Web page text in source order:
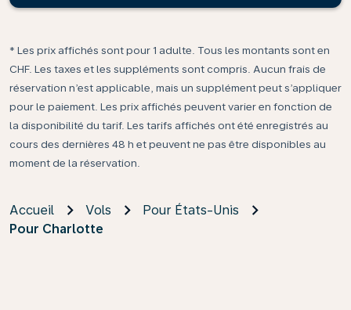
* Les prix affichés sont pour 1 adulte. Tous les montants sont en
CHF. Les taxes et les suppléments sont compris. Aucun frais de
réservation n’est applicable, mais un supplément peut s’appliquer
pour le paiement. Les prix affichés peuvent varier en fonction de
la disponibilité du tarif. Les tarifs affichés ont été enregistrés au
cours des dernières 48 h et peuvent ne pas être disponibles au
moment de la réservation.
Accueil Vols
Pour États-Unis
Pour Charlotte